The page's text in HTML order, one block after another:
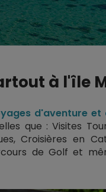
à l'île
d'aventure et
que :Visites
,Croisières en
de Golfet